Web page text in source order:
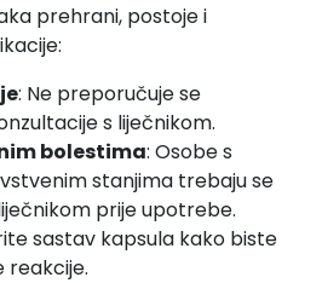
prehrani, postoje i
: Ne preporučuje se
s liječnikom.
bolestima: Osobe s
stanjima trebaju se
prije upotrebe.
sastav kapsula kako biste
reakcije.